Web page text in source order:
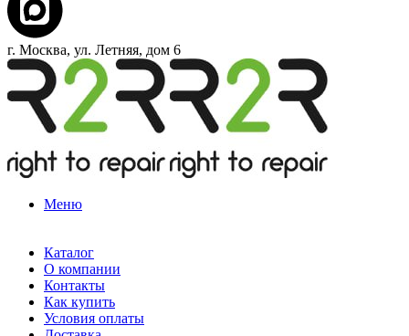
г. Москва, ул. Летняя, дом 6
Меню
Каталог
О компании
Контакты
Как купить
Условия оплаты